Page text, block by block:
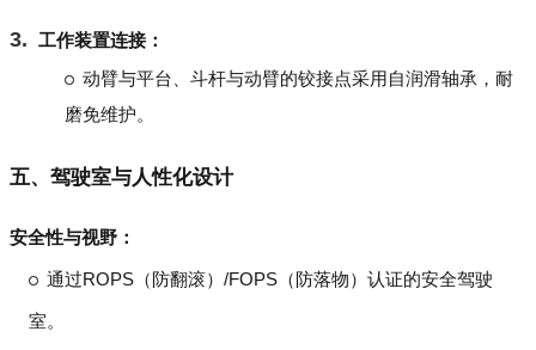
工作装置连接：
动臂与平台、斗杆与动臂的铰接点采用自润滑轴承，耐
磨免维护。
五、驾驶室与人性化设计
安全性与视野：
通过ROPS（防翻滚）/FOPS（防落物）认证的安全驾驶
室。